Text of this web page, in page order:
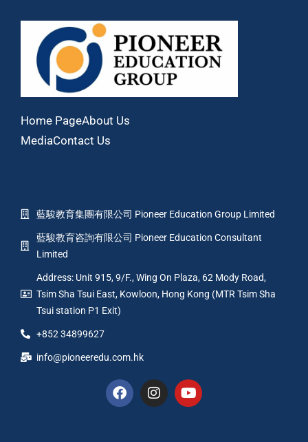
Home PageAbout Us
MediaContact Us
藍駿教育集團有限公司 Pioneer Education Group Limited
藍駿教育咨詢有限公司 Pioneer Education Consultant
Limited
Address: Unit 915, 9/F., Wing On Plaza, 62 Mody Road,
Tsim Sha Tsui East, Kowloon, Hong Kong (MTR Tsim Sha
Tsui station P1 Exit)
+852 34899627
info@pioneeredu.com.hk